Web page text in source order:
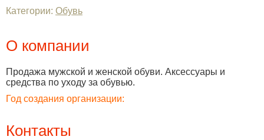
Категории: Обувь
О компании
Продажа мужской и женской обуви. Аксессуары и
средства по уходу за обувью.
Год создания организации:
Контакты